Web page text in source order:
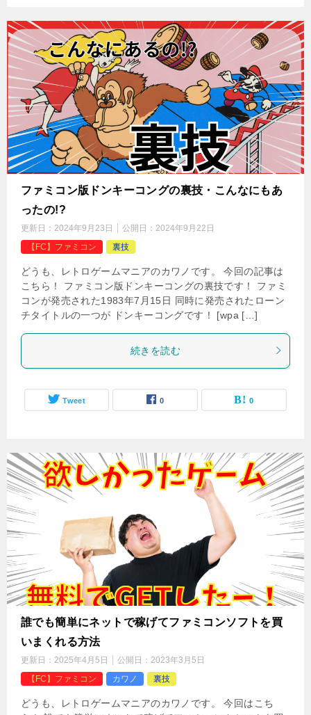
ファミコン版ドンキーコングの裏技・こんなにもあ
ったの!?
更新日： 2024年9月23日 公開日： 2024年9月22日
【FC】ファミコン
裏技
どうも、レトロゲームマニアのカワノです。 今回の記事は
こちら！ ファミコン版ドンキーコングの裏技です！ ファミ
コンが発売された1983年7月15日 同時に発売されたローン
チタイトルの一つが ドンキーコングです！ [wpa […]
続きを読む
Tweet 0 0
誰でも簡単にネットで稼げてファミコンソフトを買
いまくれる方法
更新日： 2025年4月5日 公開日： 2023年3月5日
【FC】ファミコン
カワノ 裏技
どうも、レトロゲームマニアのカワノです。 今回はこち